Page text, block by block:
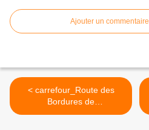
Ajouter un commentaire
< carrefour_Route des
Bordures de
Taillefontaine_Laie de